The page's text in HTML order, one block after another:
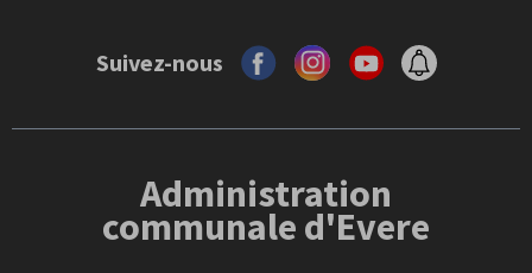
Suivez-nous
Administration
communale d'Evere